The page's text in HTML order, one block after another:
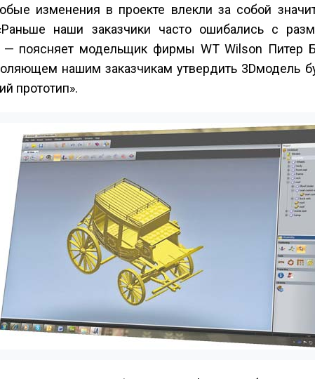
изменения в проекте влекли за собой
«Раньше наши заказчики часто ошибались с
— поясняет модельщик фирмы WT Wilson
нашим заказчикам утвердить 3D­модель
прототип».